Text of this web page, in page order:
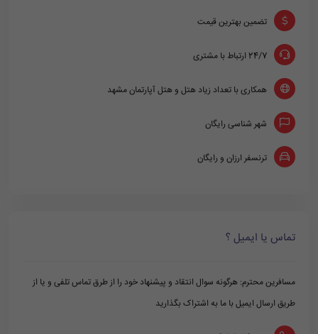
تضمین بهترین قیمت
24/7 ارتباط با مشتری
همکاری با تعداد زیاد هتل و هتل آپارتمان مشهد
شهر شناسی رایگان
ترنسفر ارزان و رایگان
تماس یا ایمیل ؟
مسافرین محترم: هرگونه سوال انتقاد و پیشنهاد خود را از طرق تماس تلفی و یا از
طریق ارسال ایمیل با ما به اشتراک بگذارید